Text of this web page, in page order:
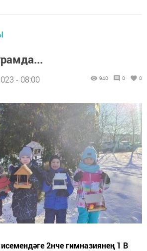
- 08:00 940 0 0
2нче гимназиянең 1 В